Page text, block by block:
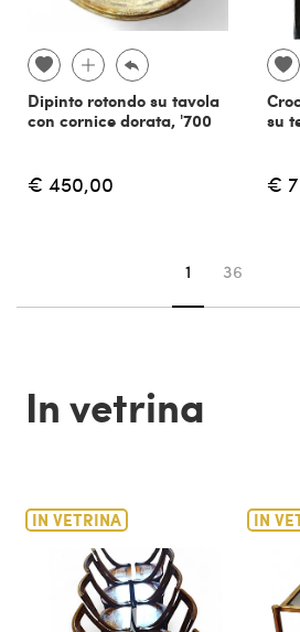
Dipinto rotondo su tavola
con cornice dorata, '700
€ 450,00
su
€
Sei su pagina
1 36
In vetrina
IN VETRINA IN